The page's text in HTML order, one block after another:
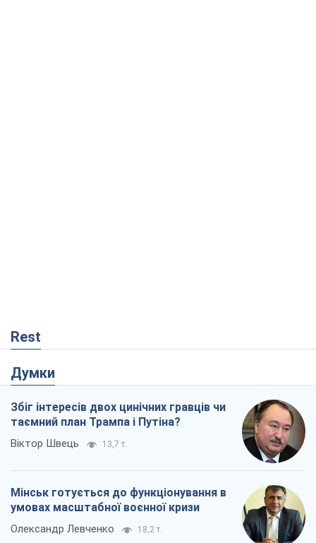
Rest
Думки
Збіг інтересів двох цинічних гравців чи
таємний план Трампа і Путіна?
Віктор Швець 13,7 т.
Мінськ готується до функціонування в
умовах масштабної воєнної кризи
Олександр Левченко 18,2 т.